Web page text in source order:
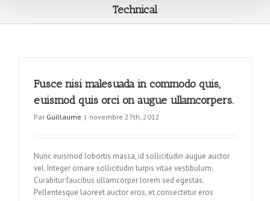
Technical
Fusce nisi malesuada in commodo quis,
euismod quis orci on augue ullamcorpers.
Par Guillaume | novembre 27th, 2012
Nunc euismod lobortis massa, id sollicitudin augue auctor
vel. Integer ornare sollicitudin turpis vitae vestibulum.
Curabitur faucibus ullamcorper lorem sed egestas.
Pellentesque laoreet auctor eros, et consectetur eros